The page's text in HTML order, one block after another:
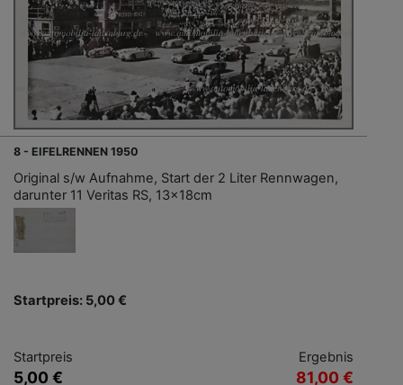
8 - EIFELRENNEN 1950
Original s/w Aufnahme, Start der 2 Liter Rennwagen,
darunter 11 Veritas RS, 13x18cm
Startpreis: 5,00 €
Startpreis
5,00 €
Ergebnis
81,00 €